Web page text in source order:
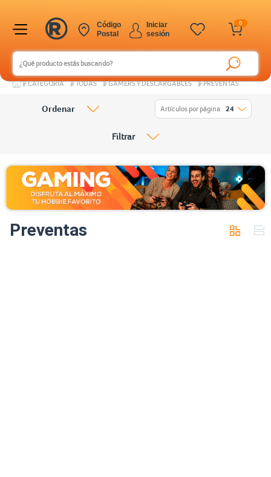
0
Iniciar
sesión
Código
Postal
CATEGORÍA TODAS GAMERS Y DESCARGABLES PREVENTAS
Preventas
Ordenar Artículos por página 24
Filtrar